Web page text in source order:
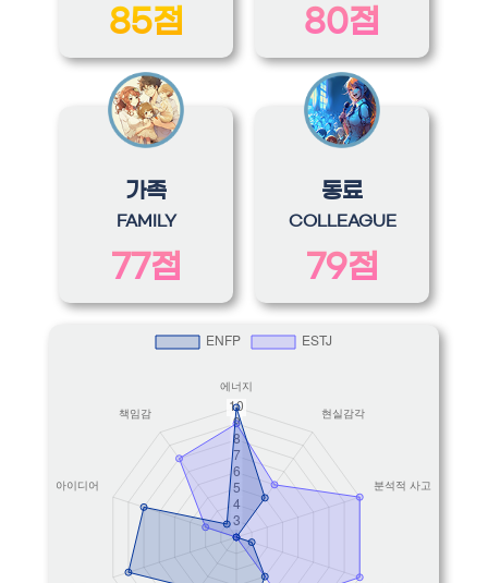
85점 80점
가족
FAMILY
77점
동료
COLLEAGUE
79점